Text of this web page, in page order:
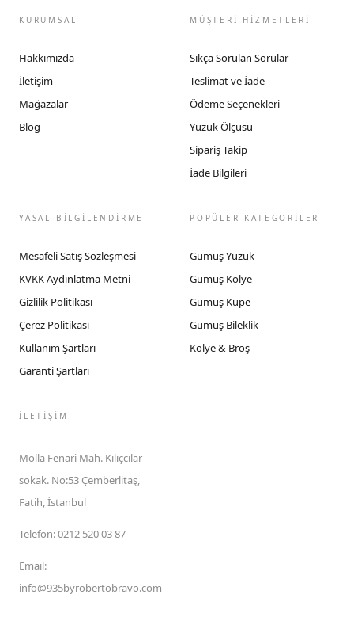
KURUMSAL
Hakkımızda
İletişim
Mağazalar
Blog
MÜŞTERİ HİZMETLERİ
Sıkça Sorulan Sorular
Teslimat ve İade
Ödeme Seçenekleri
Yüzük Ölçüsü
Sipariş Takip
İade Bilgileri
YASAL BİLGİLENDİRME
Mesafeli Satış Sözleşmesi
KVKK Aydınlatma Metni
Gizlilik Politikası
Çerez Politikası
Kullanım Şartları
Garanti Şartları
POPÜLER KATEGORİLER
Gümüş Yüzük
Gümüş Kolye
Gümüş Küpe
Gümüş Bileklik
Kolye & Broş
İLETIŞIM
Molla Fenari Mah. Kılıçcılar
sokak. No:53 Çemberlitaş,
Fatih, İstanbul
Telefon:0212 520 03 87
Email:
info@935byrobertobravo.com